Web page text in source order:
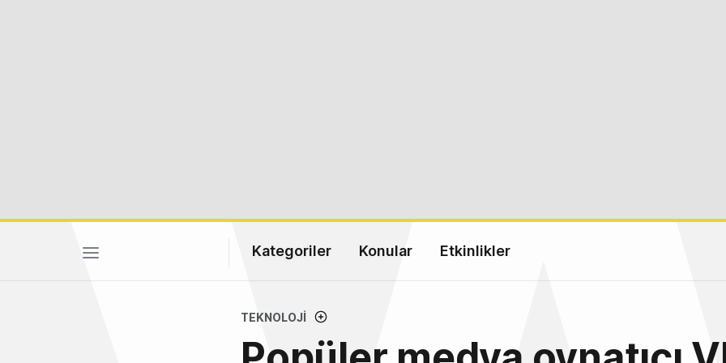
Kategoriler Konular Etkinlikler
TEKNOLOJI